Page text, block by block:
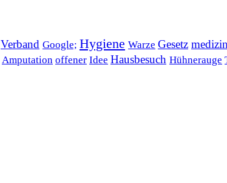
Verband Google; Hygiene Warze Gesetz
Amputation offener Idee Hausbesuch Hühnerauge